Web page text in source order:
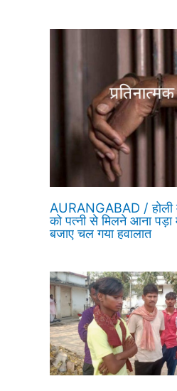
AURANGABAD / होली
को पत्नी से मिलने आना
बजाए चल गया हवालात